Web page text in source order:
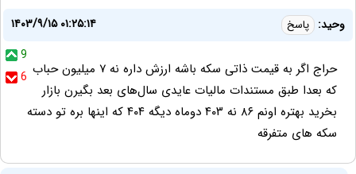
وحید: پاسخ
۱۴۰۳/۹/۱۵ ۰۱:۲۵:۱۴
9
6 حراج اگر به قیمت ذاتی سکه باشه ارزش داره نه ۷ میلیون حباب
که بعدا طبق مستندات مالیات عایدی سال‌های بعد بگیرن بازار
بخرید بهتره اونم ۸۶ نه ۴۰۳ دوماه دیگه ۴۰۴ که اینها بره تو دسته
سکه های متفرقه